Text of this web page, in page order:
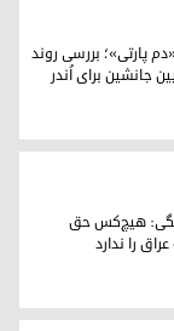
و تعیین
پارتی»؛ بررسی روند
جانشین برای اُندر
عراق را ندارد
هیچ‌کس حق
را ندارد